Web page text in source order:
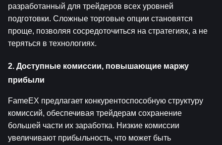
разработанный для трейдеров всех уровней
подготовки. Сложные торговые опции становятся
проще, позволяя сосредоточиться на стратегиях, а не
теряться в технологиях.
2. Доступные комиссии, повышающие маржу
прибыли
FameEX предлагает конкурентоспособную структуру
комиссий, обеспечивая трейдерам сохранение
большей части их заработка. Низкие комиссии
увеличивают прибыльность, что может быть